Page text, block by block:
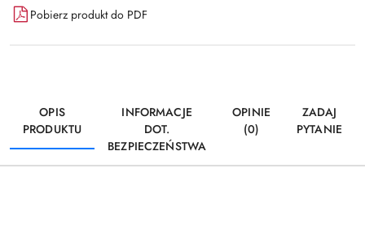
Pobierz produkt do PDF
OPIS
PRODUKTU
INFORMACJE
DOT.
BEZPIECZEŃSTWA
OPINIE
(0)
ZADAJ
PYTANIE